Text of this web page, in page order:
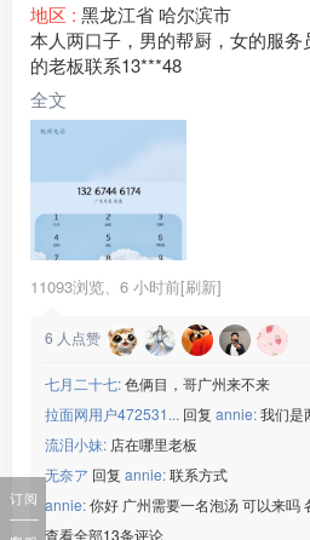
地区 : 黑龙江省 哈尔滨市
本人两口子，男的帮厨，女的服
的老板联系13***48
全文
11093浏览、 6 小时前[刷新]
6 人点赞
七月二十七:色俩目，哥广州来不来
拉面网用户472531... 回复 annie:我们是
流泪小妹: 店在哪里老板
无奈ア 回复 annie:联系方式
annie:你好 广州需要一名泡汤 可以来吗
查看全部13条评论
订阅